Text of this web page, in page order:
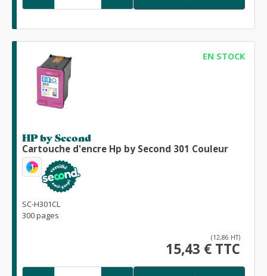
EN STOCK
HP by Second
Cartouche d'encre Hp by Second 301 Couleur
1
SC-H301CL
300 pages
(12,86 HT)
15,43 € TTC